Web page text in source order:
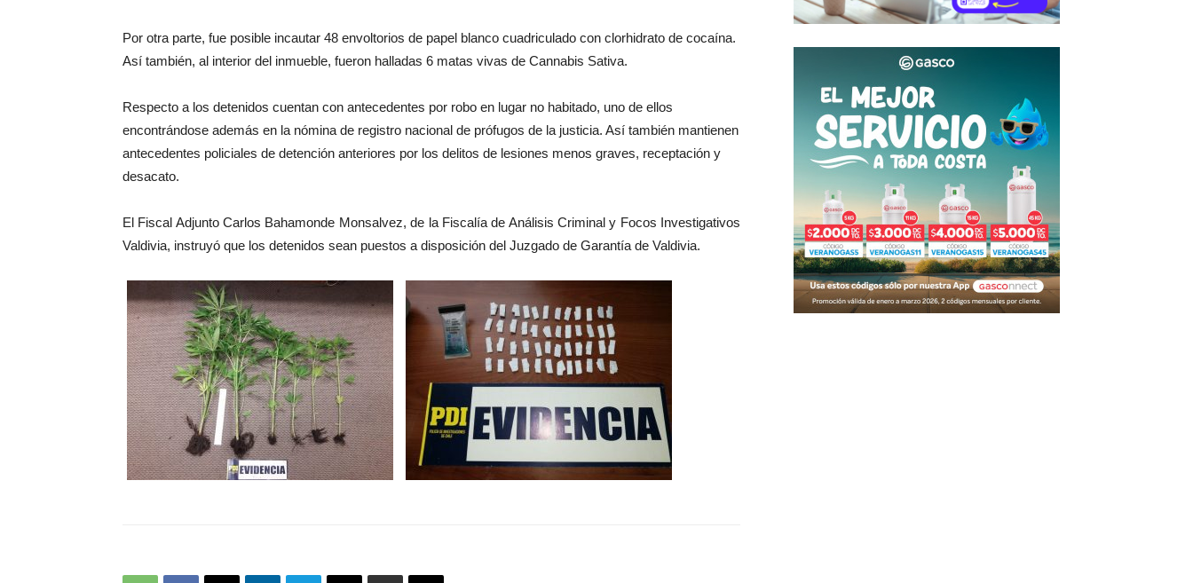
Por otra parte, fue posible incautar 48 envoltorios de papel blanco cuadriculado con clorhidrato de cocaína.
Así también, al interior del inmueble, fueron halladas 6 matas vivas de Cannabis Sativa.
Respecto a los detenidos cuentan con antecedentes por robo en lugar no habitado, uno de ellos
encontrándose además en la nómina de registro nacional de prófugos de la justicia. Así también mantienen
antecedentes policiales de detención anteriores por los delitos de lesiones menos graves, receptación y
desacato.
El Fiscal Adjunto Carlos Bahamonde Monsalvez, de la Fiscalía de Análisis Criminal y Focos Investigativos
Valdivia, instruyó que los detenidos sean puestos a disposición del Juzgado de Garantía de Valdivia.